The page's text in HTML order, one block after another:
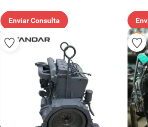
Enviar Consulta